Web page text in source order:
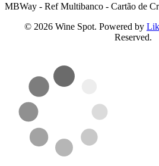
MBWay - Ref Multibanco - Cartão de
© 2026 Wine Spot. Powered by
Reserved.